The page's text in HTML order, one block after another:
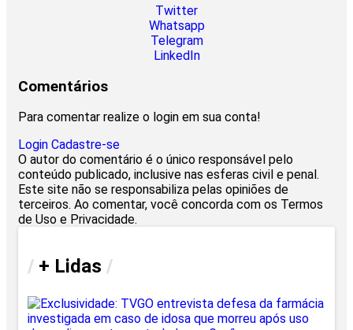
Twitter
Whatsapp
Telegram
LinkedIn
Comentários
Para comentar realize o login em sua conta!
Login Cadastre-se
O autor do comentário é o único responsável pelo
conteúdo publicado, inclusive nas esferas civil e penal.
Este site não se responsabiliza pelas opiniões de
terceiros. Ao comentar, você concorda com os Termos
de Uso e Privacidade.
/ + Lidas /